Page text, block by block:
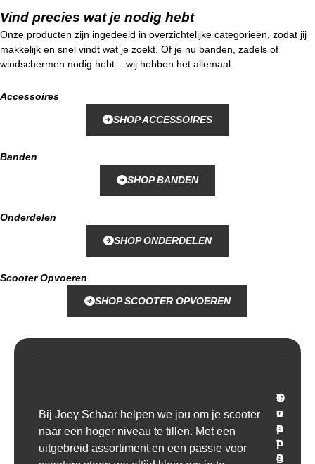
Vind precies wat je nodig hebt
Onze producten zijn ingedeeld in overzichtelijke categorieën, zodat jij
makkelijk en snel vindt wat je zoekt. Of je nu banden, zadels of
windschermen nodig hebt – wij hebben het allemaal.
Accessoires
SHOP ACCESSOIRES
Banden
SHOP BANDEN
Onderdelen
SHOP ONDERDELEN
Scooter Opvoeren
SHOP SCOOTER OPVOEREN
Bij Joey Schaar helpen we jou om je scooter
naar een hoger niveau te tillen. Met een
uitgebreid assortiment en een passie voor
T
r
a
n
s
O
v
e
r
B
S
u
p
p
o
C
o
n
t
a